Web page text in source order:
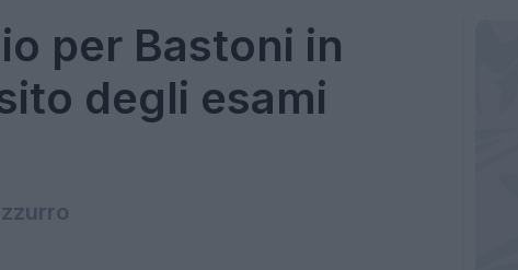
per Bastoni in
degli esami